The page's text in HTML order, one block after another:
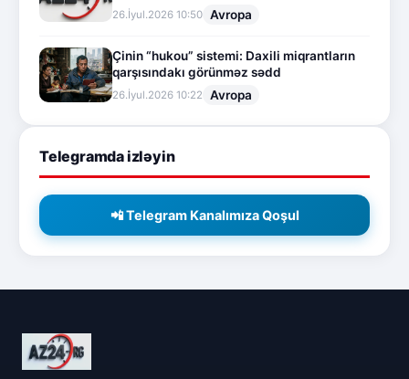
26.İyul.2026 10:50 Avropa
Çinin “hukou” sistemi: Daxili miqrantların
qarşısındakı görünməz sədd
26.İyul.2026 10:22 Avropa
Telegramda izləyin
📲 Telegram Kanalımıza Qoşul